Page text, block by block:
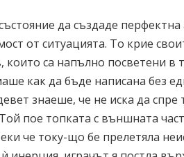
да създаде
от ситуацията. То крие
са напълно посветени в
как да бъде написана без
знаеше, че не иска да спре
пое топката с външната
че току-що бе прелетяла